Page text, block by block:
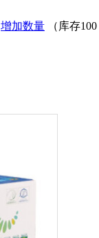
增加数量 （库存100